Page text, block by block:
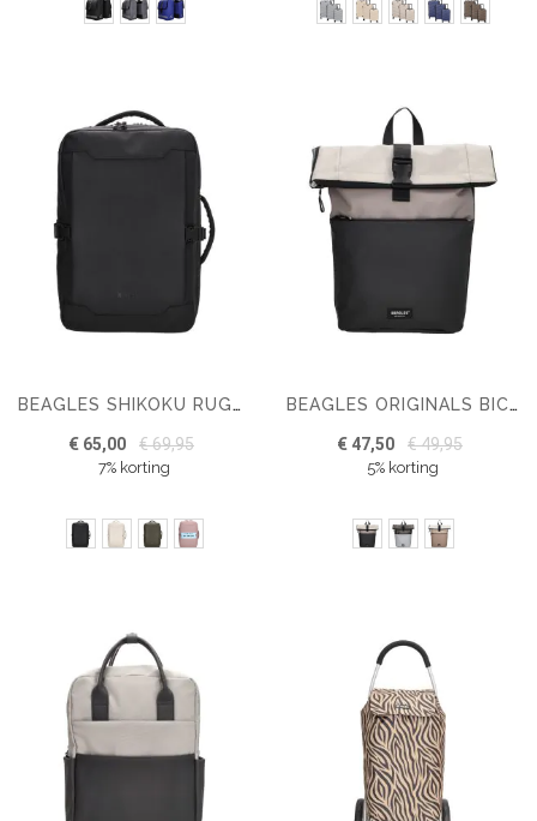
BEAGLES SHIKOKU RUGZAK 17 INCH
€ 65,00 € 69,95
7% korting
BEAGLES ORIGINALS BICYCLE ORIGINALS MULTI COLOR 15,6 INCH
€ 47,50 € 49,95
5% korting